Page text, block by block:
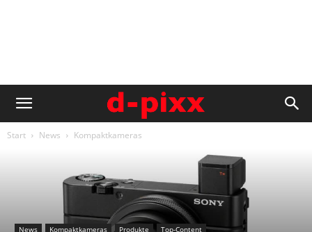
Start News Kompaktkameras
News Kompaktkameras Produkte Top-Content